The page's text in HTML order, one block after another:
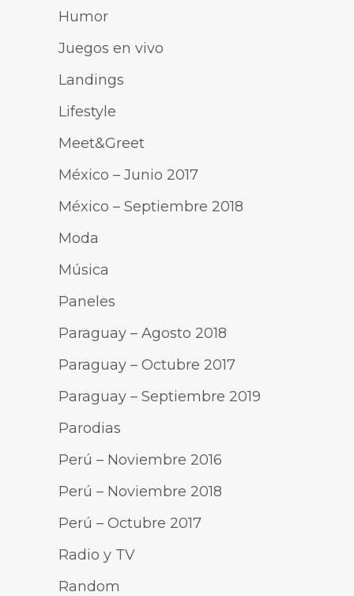
Humor
Juegos en vivo
Landings
Lifestyle
Meet&Greet
México – Junio 2017
México – Septiembre 2018
Moda
Música
Paneles
Paraguay – Agosto 2018
Paraguay – Octubre 2017
Paraguay – Septiembre 2019
Parodias
Perú – Noviembre 2016
Perú – Noviembre 2018
Perú – Octubre 2017
Radio y TV
Random